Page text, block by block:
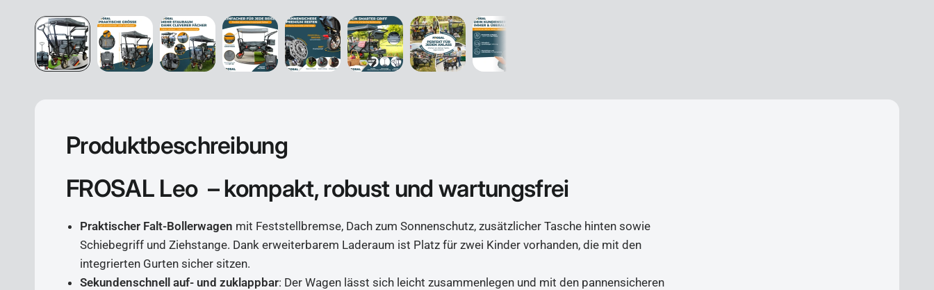
Produktbeschreibung
FROSAL Leo – kompakt, robust und wartungsfrei
Praktischer Falt-Bollerwagen mit Feststellbremse, Dach zum Sonnenschutz, zusätzlicher Tasche hinten sowie
Schiebegriff und Ziehstange. Dank erweiterbarem Laderaum ist Platz für zwei Kinder vorhanden, die mit den
integrierten Gurten sicher sitzen.
Sekundenschnell auf- und zuklappbar: Der Wagen lässt sich leicht zusammenlegen und mit den pannensicheren